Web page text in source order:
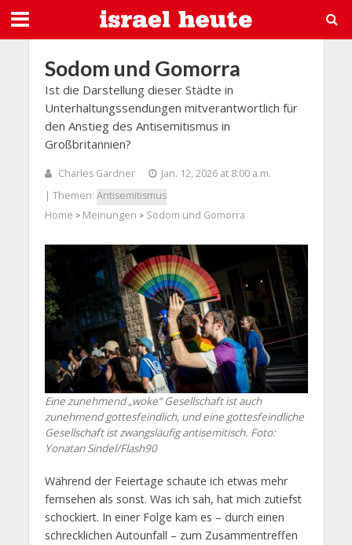
Sodom und Gomorra
Ist die Darstellung dieser Städte in
Unterhaltungssendungen mitverantwortlich für
den Anstieg des Antisemitismus in
Großbritannien?
Charles Gardner
Jan. 12, 2026 at 8:00 a.m.
| Themen: Antisemitismus
Home > Meinungen > Sodom und Gomorra
Eine zunehmend „woke“ Gesellschaft ist auch
zunehmend gottesfeindlich, und eine gottesfeindliche
Gesellschaft ist zwangsläufig antisemitisch. Foto:
Yonatan Sindel/Flash90
Während der Feiertage schaute ich etwas mehr
fernsehen als sonst. Was ich sah, hat mich zutiefst
schockiert. In einer Folge kam es – durch einen
schrecklichen Autounfall – zum Zusammentreffen